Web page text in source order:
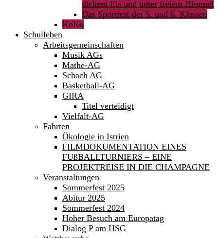
dickem Eis und unter freiem Himmel
Das Sportfest der 5. und 6. Klassen
KoKo
Schulleben
Arbeitsgemeinschaften
Musik AGs
Mathe-AG
Schach AG
Basketball-AG
GIRA
Titel verteidigt
Vielfalt-AG
Fahrten
Ökologie in Istrien
FILMDOKUMENTATION EINES
FUßBALLTURNIERS – EINE
PROJEKTREISE IN DIE CHAMPAGNE
Veranstaltungen
Sommerfest 2025
Abitur 2025
Sommerfest 2024
Hoher Besuch am Europatag
Dialog P am HSG